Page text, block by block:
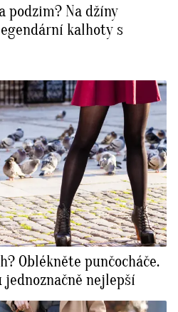
podzim? Na džíny
kalhoty s
Oblékněte punčocháče.
nejlepší